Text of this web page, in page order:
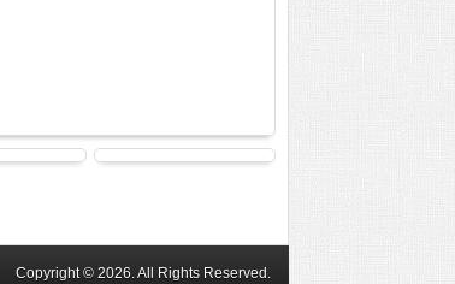
Copyright © 2026. All Rights Reserved.